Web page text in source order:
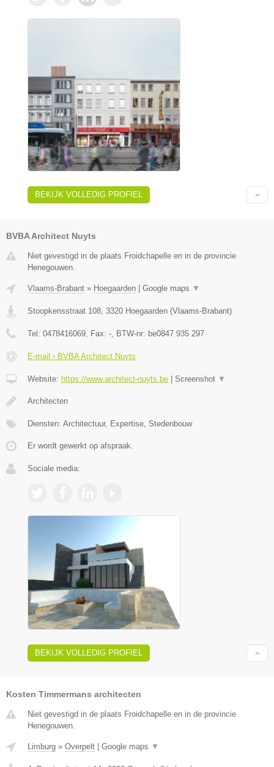
BEKIJK VOLLEDIG PROFIEL
BVBA Architect Nuyts
Niet gevestigd in de plaats Froidchapelle en in de provincie
Henegouwen.
Vlaams-Brabant » Hoegaarden Google maps ▼
Stoopkensstraat 108 3320 Hoegaarden (Vlaams-Brabant)
Tel: 0478416069 , Fax: - , BTW-nr: be0847 935 297
E-mail › BVBA Architect Nuyts
Website: https://www.architect-nuyts.be Screenshot ▼
Architecten
Diensten: Architectuur, Expertise, Stedenbouw
Er wordt gewerkt op afspraak.
Sociale media:
BEKIJK VOLLEDIG PROFIEL
Kosten Timmermans architecten
Niet gevestigd in de plaats Froidchapelle en in de provincie
Henegouwen.
Limburg » Overpelt Google maps ▼